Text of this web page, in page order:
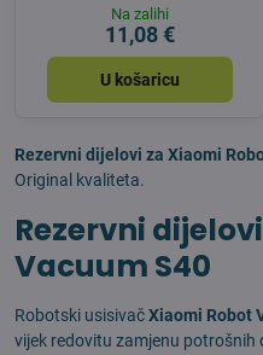
Na zalihi
11,08 €
U košaricu
Rezervni dijelovi za Xiaomi
Original kvaliteta.
Rezervni
Vacuum S40
Robotski usisivačXiaomi Robot
vijek redovitu zamjenu potrošnih